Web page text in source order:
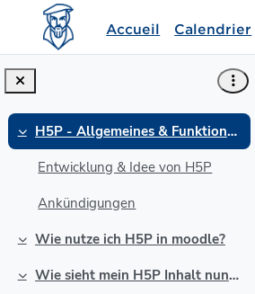
Passer au contenu principal
Accueil Calendrier
Replier
H5P - Allgemeines & Funktionen
Entwicklung & Idee von H5P
Ankündigungen
Replier
Wie nutze ich H5P in moodle?
Replier
Wie sieht mein H5P Inhalt nun im Kurs aus?